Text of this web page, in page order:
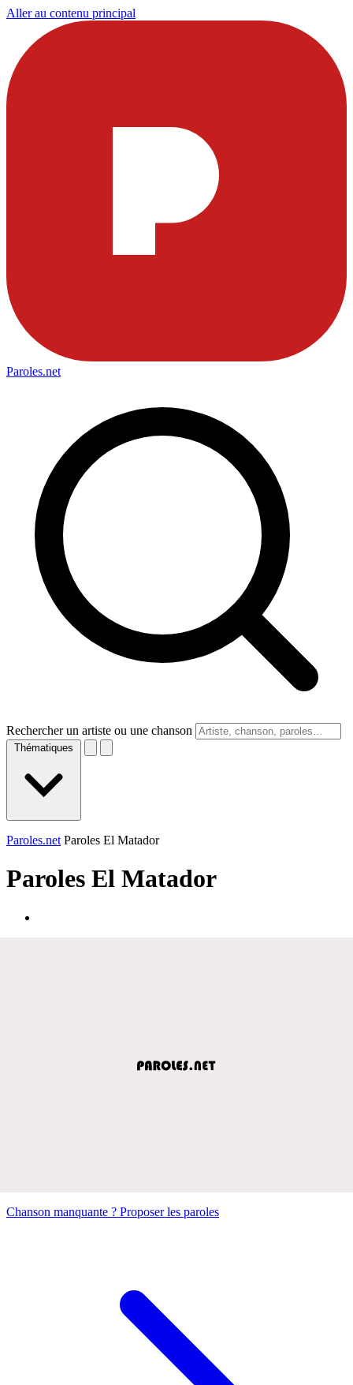
Aller au contenu principal
Paroles.net
Rechercher un artiste ou une chanson
Thématiques
Paroles.net Paroles El Matador
Paroles El Matador
Chanson manquante ? Proposer les paroles